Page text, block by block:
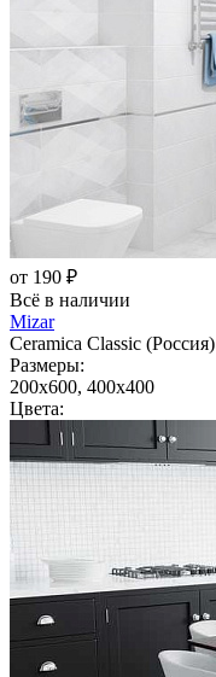
от 190 ₽
Всё в наличии
Mizar
Ceramica Classic (Россия)
Размеры:
200x600, 400x400
Цвета: